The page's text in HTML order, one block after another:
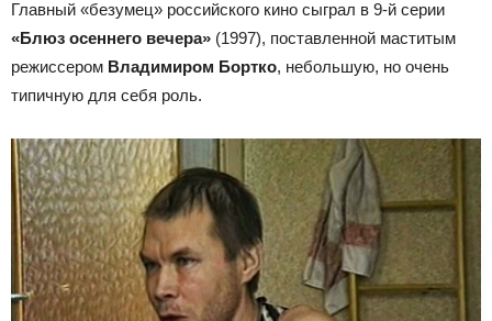
Главный «безумец» российского кино сыграл в 9-й серии
«Блюз осеннего вечера» (1997), поставленной маститым
режиссером Владимиром Бортко, небольшую, но очень
типичную для себя роль.